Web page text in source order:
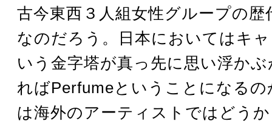
古今東西３人組女性グループの歴
なのだろう。日本においてはキ
いう金字塔が真っ先に思い浮か
ればPerfumeということになる
は海外のアーティストではどう